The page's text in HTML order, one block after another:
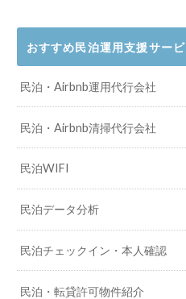
おすすめ民泊運用支援サービ
民泊・Airbnb運用代行会社
民泊・Airbnb清掃代行会社
民泊WIFI
民泊データ分析
民泊チェックイン・本人確認
民泊・転貸許可物件紹介